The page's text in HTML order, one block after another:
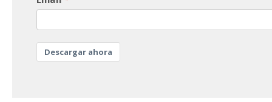
Descargar ahora